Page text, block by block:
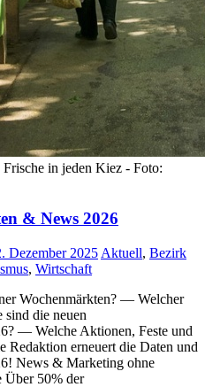
in jeden Kiez - Foto:
& News 2026
Dezember 2025 Aktuell, Bezirk
, Wirtschaft
Wochenmärkten? — Welcher
die neuen
— Welche Aktionen, Feste und
Redaktion erneuert die Daten und
News & Marketing ohne
Über 50% der